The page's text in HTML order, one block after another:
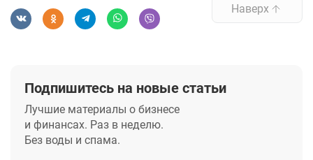
Наверх
Подпишитесь на новые статьи
Лучшие материалы о бизнесе
и финансах. Раз в неделю.
Без воды и спама.